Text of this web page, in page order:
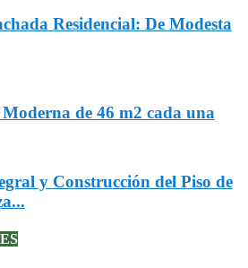
Residencial: De Modesta
de 46 m2 cada una
y Construcción del Piso de